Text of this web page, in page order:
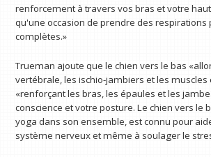
renforcement à travers vos bras et votre
qu'une occasion de prendre des respirations
complètes.»
Trueman ajoute que le chien vers le bas
vertébrale, les ischio-jambiers et les muscles
«renforçant les bras, les épaules et les
conscience et votre posture. Le chien vers le
yoga dans son ensemble, est connu pour
système nerveux et même à soulager le